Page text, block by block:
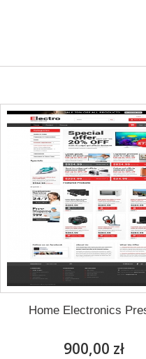
Home Electronics
900,00 zł